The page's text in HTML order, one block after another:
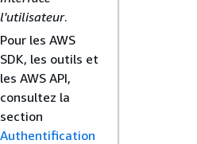
l'utilisateur.
Pour les AWS
SDK, les outils et
les AWS API,
consultez la
section
Authentification